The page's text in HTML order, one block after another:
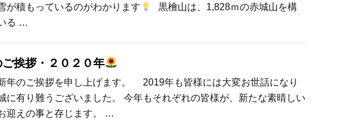
が積もっているのがわかります
黒檜山は、1,828ｍの赤城山を構
る …
挨拶・２０２０年
年のご挨拶を申し上げます。 2019年も皆様には大変お世話になり
に有り難うございました。 今年もそれぞれの皆様が、新たな素晴しい
迎えの事と存じます。 …